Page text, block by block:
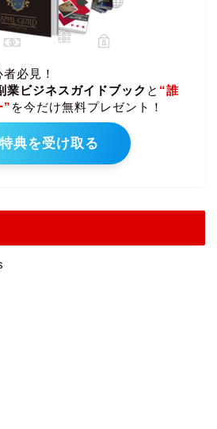
必見！
業ビジネスガイドブック と “誰
” を今だけ無料プレゼント！
特典を受け取る